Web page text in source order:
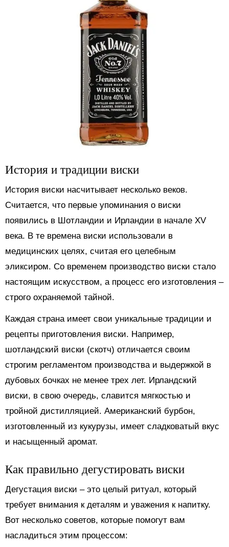
История и традиции виски
История виски насчитывает несколько веков.
Считается, что первые упоминания о виски
появились в Шотландии и Ирландии в начале XV
века. В те времена виски использовали в
медицинских целях, считая его целебным
эликсиром. Со временем производство виски стало
настоящим искусством, а процесс его изготовления –
строго охраняемой тайной.
Каждая страна имеет свои уникальные традиции и
рецепты приготовления виски. Например,
шотландский виски (скотч) отличается своим
строгим регламентом производства и выдержкой в
дубовых бочках не менее трех лет. Ирландский
виски, в свою очередь, славится мягкостью и
тройной дистилляцией. Американский бурбон,
изготовленный из кукурузы, имеет сладковатый вкус
и насыщенный аромат.
Как правильно дегустировать виски
Дегустация виски – это целый ритуал, который
требует внимания к деталям и уважения к напитку.
Вот несколько советов, которые помогут вам
насладиться этим процессом: